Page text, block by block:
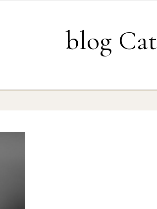
blog Cat